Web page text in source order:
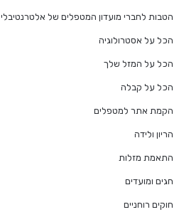
הטבות לחברי מועדון המטפלים של אלטרנטיבלי
הכל על אסטרולוגיה
הכל על המזל שלך
הכל על קבלה
הקמת אתר למטפלים
הריון ולידה
התאמת מזלות
חגים ומועדים
חוקים רוחניים